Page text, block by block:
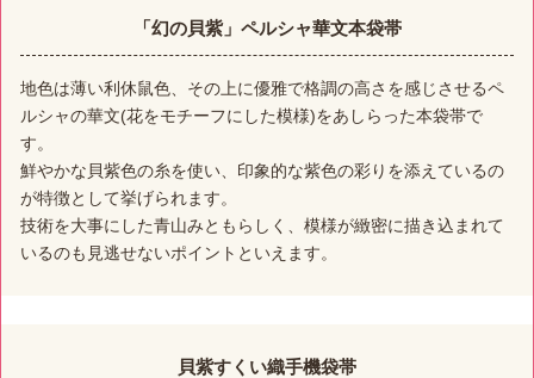
「幻の貝紫」ペルシャ華文本袋帯
地色は薄い利休鼠色、その上に優雅で格調の高さを感じさせるペ
ルシャの華文(花をモチーフにした模様)をあしらった本袋帯で
す。
鮮やかな貝紫色の糸を使い、印象的な紫色の彩りを添えているの
が特徴として挙げられます。
技術を大事にした青山みともらしく、模様が緻密に描き込まれて
いるのも見逃せないポイントといえます。
貝紫すくい織手機袋帯